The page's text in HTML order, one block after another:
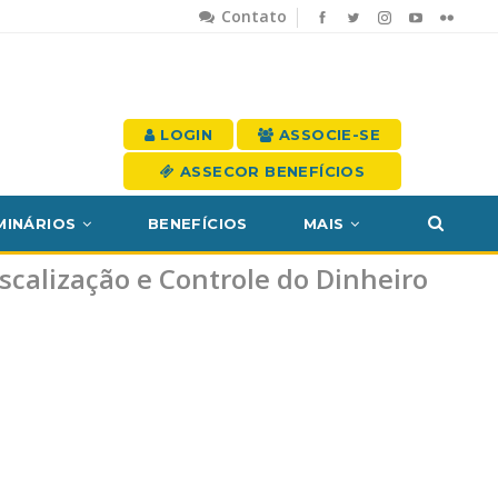
Contato
LOGIN ASSOCIE-SE
ASSECOR BENEFÍCIOS
BENEFÍCIOS MAIS
e Controle do Dinheiro